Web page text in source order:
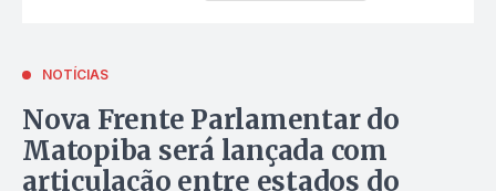
NOTÍCIAS
Nova Frente Parlamentar do
Matopiba será lançada com
articulação entre estados do